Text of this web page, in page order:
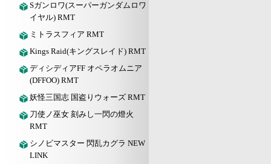
Sガンロワ(スーパーガンダムロワ
イヤル) RMT
ミトラスフィア RMT
Kings Raid(キングスレイド) RMT
ディシディアFF オペラオムニア
(DFFOO) RMT
妖怪三国志 国盗りウォーズ RMT
刀使ノ巫女 刻みし一閃の燈火
RMT
シノビマスター 閃乱カグラ NEW
LINK